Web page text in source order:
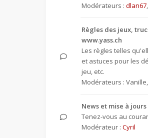
Modérateurs : dlan67,
Règles des jeux,
www.yass.ch
Les règles telles
et astuces pour les
jeu, etc.
Modérateurs : Vanille,
News et mise à jours
Tenez-vous au
Modérateur : Cyril